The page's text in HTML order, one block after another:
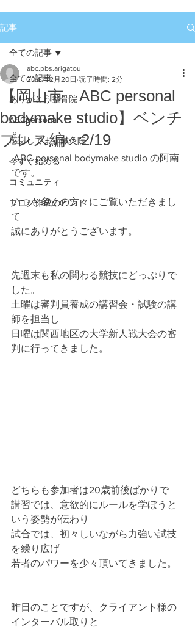
記事
全ての記事
ありがとう整骨院
ABCpersonal
感謝してます鍼灸院
今すぐ始める
コミュニティ
ブログ作成のヒント
全ての記事
【岡山市 ABC personal
bodymake studio】ベンチ
プレス編・2/19
abc.pbs.arigatou
2018年2月20日 読了時間: 2分
ABC personal bodymake studio の阿南
です。
いつも多くの方々にご覧いただきまし
て
誠にありがとうございます。
先週末も私の関わる競技にどっぷりで
した。
土曜は審判員養成の講習会・試験の講
師を担当し
日曜は関西地区の大学新人戦大会の審
判に行ってきました。
どちらも参加者は20歳前後ばかりで
講習では、意欲的にルールを学ぼうと
いう姿勢が伝わり
試合では、初々しいながら力強い試技
を繰り広げ
若者のパワーを少々頂いてきました。
昨日のことですが、クライアント様の
インターバル取りと